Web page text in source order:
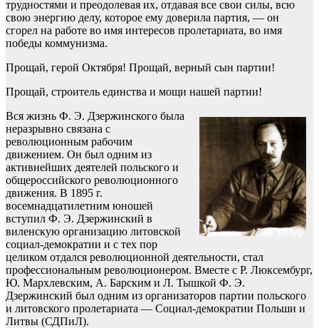
трудностями и преодолевая их, отдавая все свои силы, всю
свою энергию делу, которое ему доверила партия, — он
сгорел на работе во имя интересов пролетариата, во имя
победы коммунизма.
Прощай, герой Октября! Прощай, верный сын партии!
Прощай, строитель единства и мощи нашей партии!
Вся жизнь Ф. Э. Дзержинского была
неразрывно связана с
революционным рабочим
движением. Он был одним из
активнейших деятелей польского и
общероссийского революционного
движения. В 1895 г.
восемнадцатилетним юношей
вступил Ф. Э. Дзержинский в
виленскую организацию литовской
социал-демократии и с тех пор
целиком отдался революционной деятельности, стал
профессиональным революционером. Вместе с Р. Люксембург,
Ю. Мархлевским, А. Барским и Л. Тышкой Ф. Э.
Дзержинский был одним из организаторов партии польского
и литовского пролетариата — Социал-демократии Польши и
Литвы (СДПиЛ).